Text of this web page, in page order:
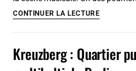
CONTINUER LA LECTURE
Berlin-
Kreuzberg : Quartier